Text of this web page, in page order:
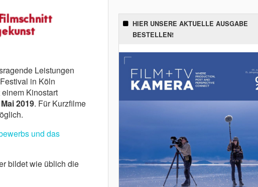
Leistungen
in Köln
Kinostart
2019. Für Kurzfilme
und das
bildet wie üblich die
HIER UNSERE AKTUELLE AUSGABE
BESTELLEN!